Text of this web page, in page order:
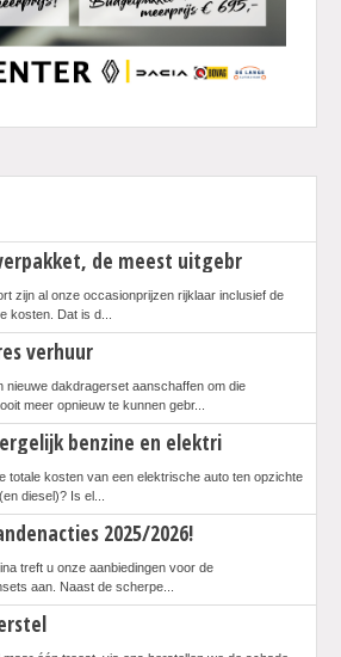
de meest uitgebr
zijn al onze occasionprijzen rijklaar inclusief de
kosten. Dat is d...
verhuur
nieuwe dakdragerset aanschaffen om die
meer opnieuw te kunnen gebr...
benzine en elektri
totale kosten van een elektrische auto ten opzichte
diesel)? Is el...
2025/2026!
treft u onze aanbiedingen voor de
aan. Naast de scherpe...